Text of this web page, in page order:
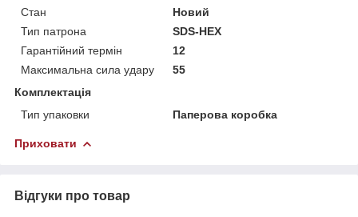
Стан
Новий
Тип патрона
SDS-HEX
Гарантійний термін
12
Максимальна сила удару
55
Комплектація
Тип упаковки
Паперова коробка
Приховати
Відгуки про товар